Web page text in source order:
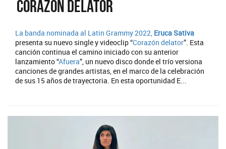
´´Corazón delator´´
La banda nominada al Latin Grammy 2022, Eruca Sativa
presenta su nuevo single y videoclip “Corazón delator”. Esta
canción continua el camino iniciado con su anterior
lanzamiento “Afuera”, un nuevo disco donde el trío versiona
canciones de grandes artistas, en el marco de la celebración
de sus 15 años de trayectoria. En esta oportunidad E...